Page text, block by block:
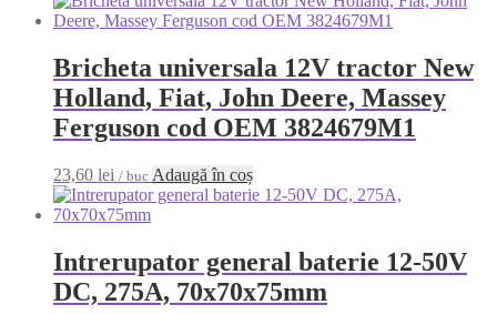
Bricheta universala 12V tractor New
Holland, Fiat, John Deere, Massey
Ferguson cod OEM 3824679M1
23,60 lei / buc Adaugă în coș
Intrerupator general baterie 12-50V
DC, 275A, 70x70x75mm